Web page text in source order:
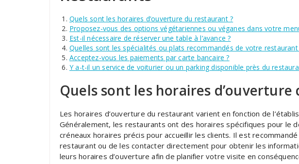
Quels sont les horaires d’ouverture du restaurant ?
Proposez-vous des options végétariennes ou véganes dans votre
Est-il nécessaire de réserver une table à l’avance ?
Quelles sont les spécialités ou plats recommandés de votre restaurant
Acceptez-vous les paiements par carte bancaire ?
Y a-t-il un service de voiturier ou un parking disponible près du
Quels sont les horaires
Les horaires d’ouverture du restaurant varient en fonction de
Généralement, les restaurants ont des horaires spécifiques pour le
créneaux horaires précis pour accueillir les clients. Il est
restaurant ou de les contacter directement pour obtenir les
leurs horaires d’ouverture afin de planifier votre visite en